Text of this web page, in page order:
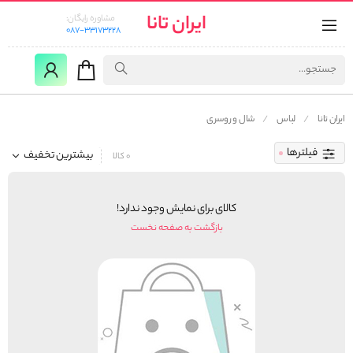
ایران تانا
مشاوره رایگان:
087-33173228
ایران تانا لباس شال و روسری
فیلترها بیشترین تخفیف 0 کالا
کالای برای نمایش وجود ندارد!
بازگشت به صفحه نخست